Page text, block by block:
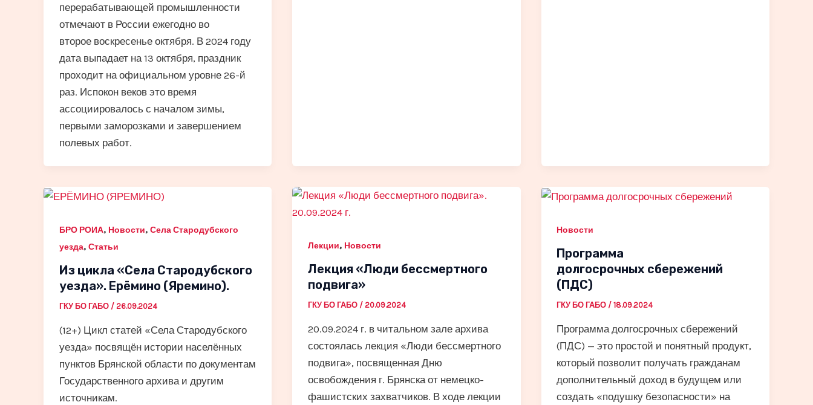
перерабатывающей промышленности
отмечают в России ежегодно во
второе воскресенье октября. В 2024 году
дата выпадает на 13 октября, праздник
проходит на официальном уровне 26-й
раз. Испокон веков это время
ассоциировалось с началом зимы,
первыми заморозками и завершением
полевых работ.
БРО РОИА, Новости, Села Стародубского
уезда, Статьи
Из цикла «Села Стародубского
уезда». Ерёмино (Яремино).
ГКУ БО ГАБО / 26.09.2024
(12+) Цикл статей «Села Стародубского
уезда» посвящён истории населённых
пунктов Брянской области по документам
Государственного архива и другим
источникам.
Лекции, Новости
Лекция «Люди бессмертного
подвига»
ГКУ БО ГАБО / 20.09.2024
20.09.2024 г. в читальном зале архива
состоялась лекция «Люди бессмертного
подвига», посвященная Дню
освобождения г. Брянска от немецко-
фашистских захватчиков. В ходе лекции
Новости
Программа
долгосрочных сбережений
(ПДС)
ГКУ БО ГАБО /18.09.2024
Программа долгосрочных сбережений
(ПДС) — это простой и понятный продукт,
который позволит получать гражданам
дополнительный доход в будущем или
создать «подушку безопасности» на